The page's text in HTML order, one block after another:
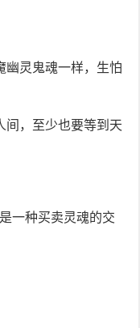
幽灵鬼魂一样，生怕
间，至少也要等到天
一种买卖灵魂的交